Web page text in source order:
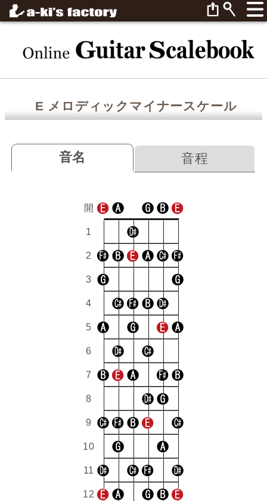
E メロディックマイナースケール
音名 音程
開
1
2
3
4
5
6
7
8
9
10
11
12